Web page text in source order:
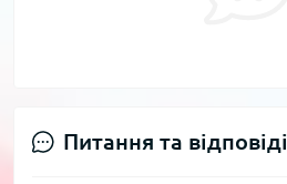
Питання та відповіді